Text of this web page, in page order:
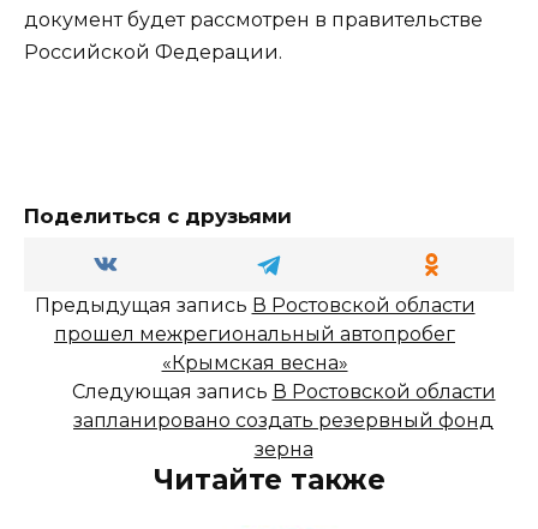
документ будет рассмотрен в правительстве
Российской Федерации.
Поделиться с друзьями
Предыдущая запись В Ростовской области
прошел межрегиональный автопробег
«Крымская весна»
Следующая запись В Ростовской области
запланировано создать резервный фонд
зерна
Читайте также